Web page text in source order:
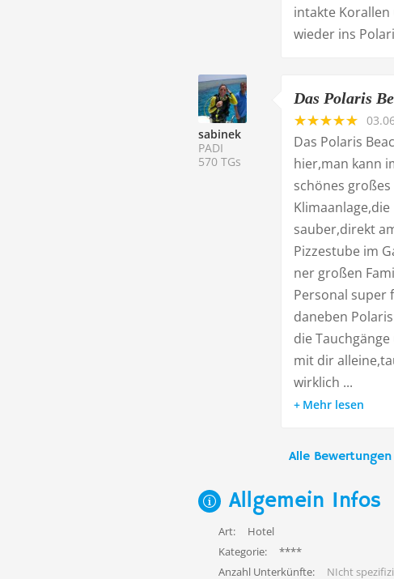
intakte Korallen
wieder ins
sabinek
PADI
570 TGs
Das Polaris
Das Polaris
hier,man kann
schönes
sauber,direkt
Pizzestube im
ner großen
Personal super
daneben
die
mit dir
wirklich ...
Mehr lesen
Alle
Allgemein Infos
Art:
Hotel
Kategorie:
****
Anzahl Unterkünfte:
NIcht